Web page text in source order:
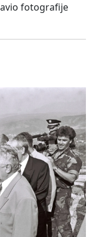
fotografije